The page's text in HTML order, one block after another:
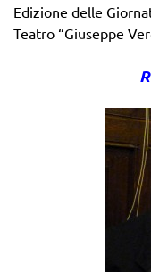
Edizione delle
Teatro “Giuseppe